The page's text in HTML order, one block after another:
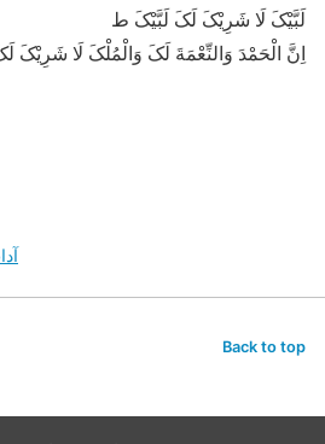
لَبَّیْکَ لَا شَرِیْکَ لَکَ لَبَّیْکَ ط
اِنَّ الْحَمْدَ وَالنِّعْمَةَ لَکَ وَالْمُلْکَ لَا شَرِیْکَ
Back to top